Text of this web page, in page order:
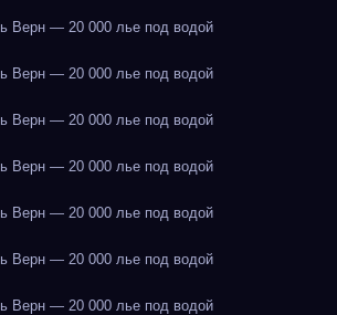
Верн — 20 000 лье под водой
Верн — 20 000 лье под водой
Верн — 20 000 лье под водой
Верн — 20 000 лье под водой
Верн — 20 000 лье под водой
Верн — 20 000 лье под водой
Верн — 20 000 лье под водой